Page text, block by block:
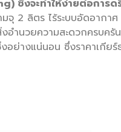
ซึ่งจะทำให้ง่ายต่อการ
2 ลิตร ไร้ระบบอัดอากาศ
ำนวยความสะดวกครบครัน
ย่างแน่นอน ซึ่งราคาเกีย